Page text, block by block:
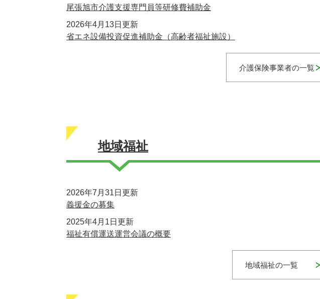
尾張旭市介護支援専門員等研修費補助金
2026年4月13日更新
省エネ設備投資促進補助金（高齢者福祉施設）
介護保険事業者の一覧
地域福祉
2026年7月31日更新
義援金の募集
2025年4月1日更新
福祉有償運送運営会議の概要
地域福祉の一覧